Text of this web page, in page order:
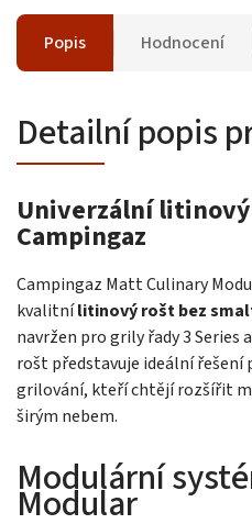
Popis Hodnocení
Detailní popis
Univerzální
Campingaz
Campingaz Matt Culinary
kvalitnílitinový rošt bez
navržen pro grily řady 3 Series
rošt představuje ideální řešení
grilování, kteří chtějí rozšířit
širým nebem.
Modulární
Modular